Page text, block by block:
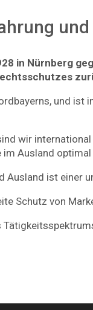
in Nürnberg
und ist
wir
Ausland
Ausland ist einer
Schutz von